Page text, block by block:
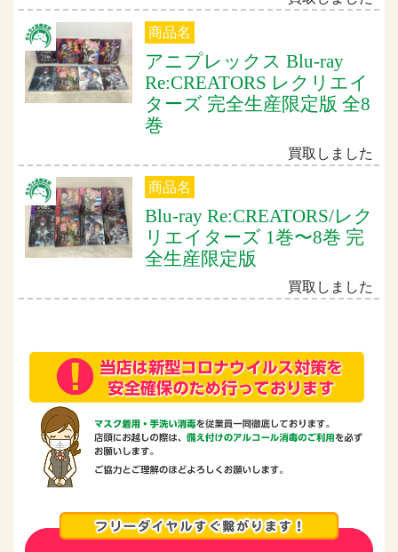
商品名
アニプレックス Blu-ray
Re:CREATORS レクリエイ
ターズ 完全生産限定版 全8
巻
買取しました
商品名
Blu-ray Re:CREATORS/レク
リエイターズ 1巻〜8巻 完
全生産限定版
買取しました